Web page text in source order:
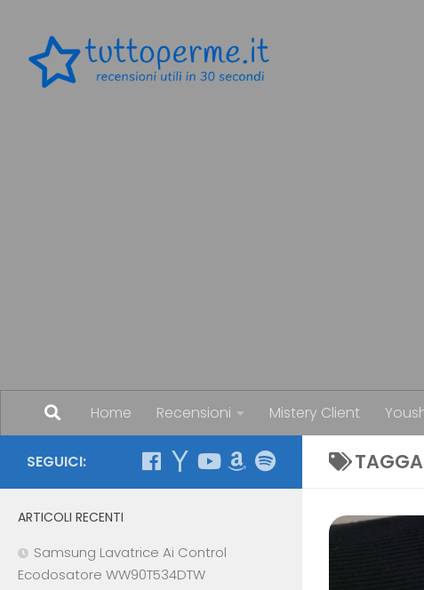
Home Recensioni Mistery Client
SEGUICI:
ARTICOLI RECENTI
Samsung Lavatrice Ai Control
Ecodosatore WW90T534DTW